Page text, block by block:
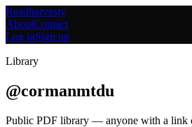
Readharvesty
AboutContact
Log inSign up
Library
@cormanmtdu
Public PDF library — anyone with a link